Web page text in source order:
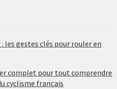
les gestes clés pour rouler en
complet pour tout comprendre
cyclisme français